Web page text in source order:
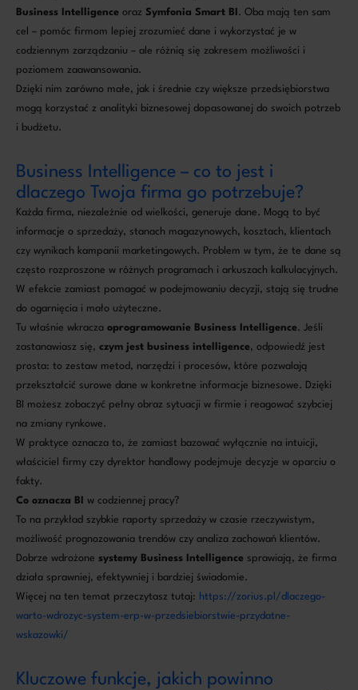
Business Intelligence oraz Symfonia Smart BI . Oba mają ten sam
cel – pomóc firmom lepiej zrozumieć dane i wykorzystać je w
codziennym zarządzaniu – ale różnią się zakresem możliwości i
poziomem zaawansowania.
Dzięki nim zarówno małe, jak i średnie czy większe przedsiębiorstwa
mogą korzystać z analityki biznesowej dopasowanej do swoich potrzeb
i budżetu.
Business Intelligence – co to jest i
dlaczego Twoja firma go potrzebuje?
Każda firma, niezależnie od wielkości, generuje dane. Mogą to być
informacje o sprzedaży, stanach magazynowych, kosztach, klientach
czy wynikach kampanii marketingowych. Problem w tym, że te dane są
często rozproszone w różnych programach i arkuszach kalkulacyjnych.
W efekcie zamiast pomagać w podejmowaniu decyzji, stają się trudne
do ogarnięcia i mało użyteczne.
Tu właśnie wkracza oprogramowanie Business Intelligence. Jeśli
zastanawiasz się, czym jest business intelligence, odpowiedź jest
prosta: to zestaw metod, narzędzi i procesów, które pozwalają
przekształcić surowe dane w konkretne informacje biznesowe. Dzięki
BI możesz zobaczyć pełny obraz sytuacji w firmie i reagować szybciej
na zmiany rynkowe.
W praktyce oznacza to, że zamiast bazować wyłącznie na intuicji,
właściciel firmy czy dyrektor handlowy podejmuje decyzje w oparciu o
fakty.
Co oznacza BI
w codziennej pracy?
To na przykład szybkie raporty sprzedaży w czasie rzeczywistym,
możliwość prognozowania trendów czy analiza zachowań klientów.
Dobrze wdrożone systemy Business Intelligence sprawiają, że firma
działa sprawniej, efektywniej i bardziej świadomie.
Więcej na ten temat przeczytasz tutaj: https://zorius.pl/dlaczego-
warto-wdrozyc-system-erp-w-przedsiebiorstwie-przydatne-
wskazowki/
Kluczowe funkcje, jakich powinno